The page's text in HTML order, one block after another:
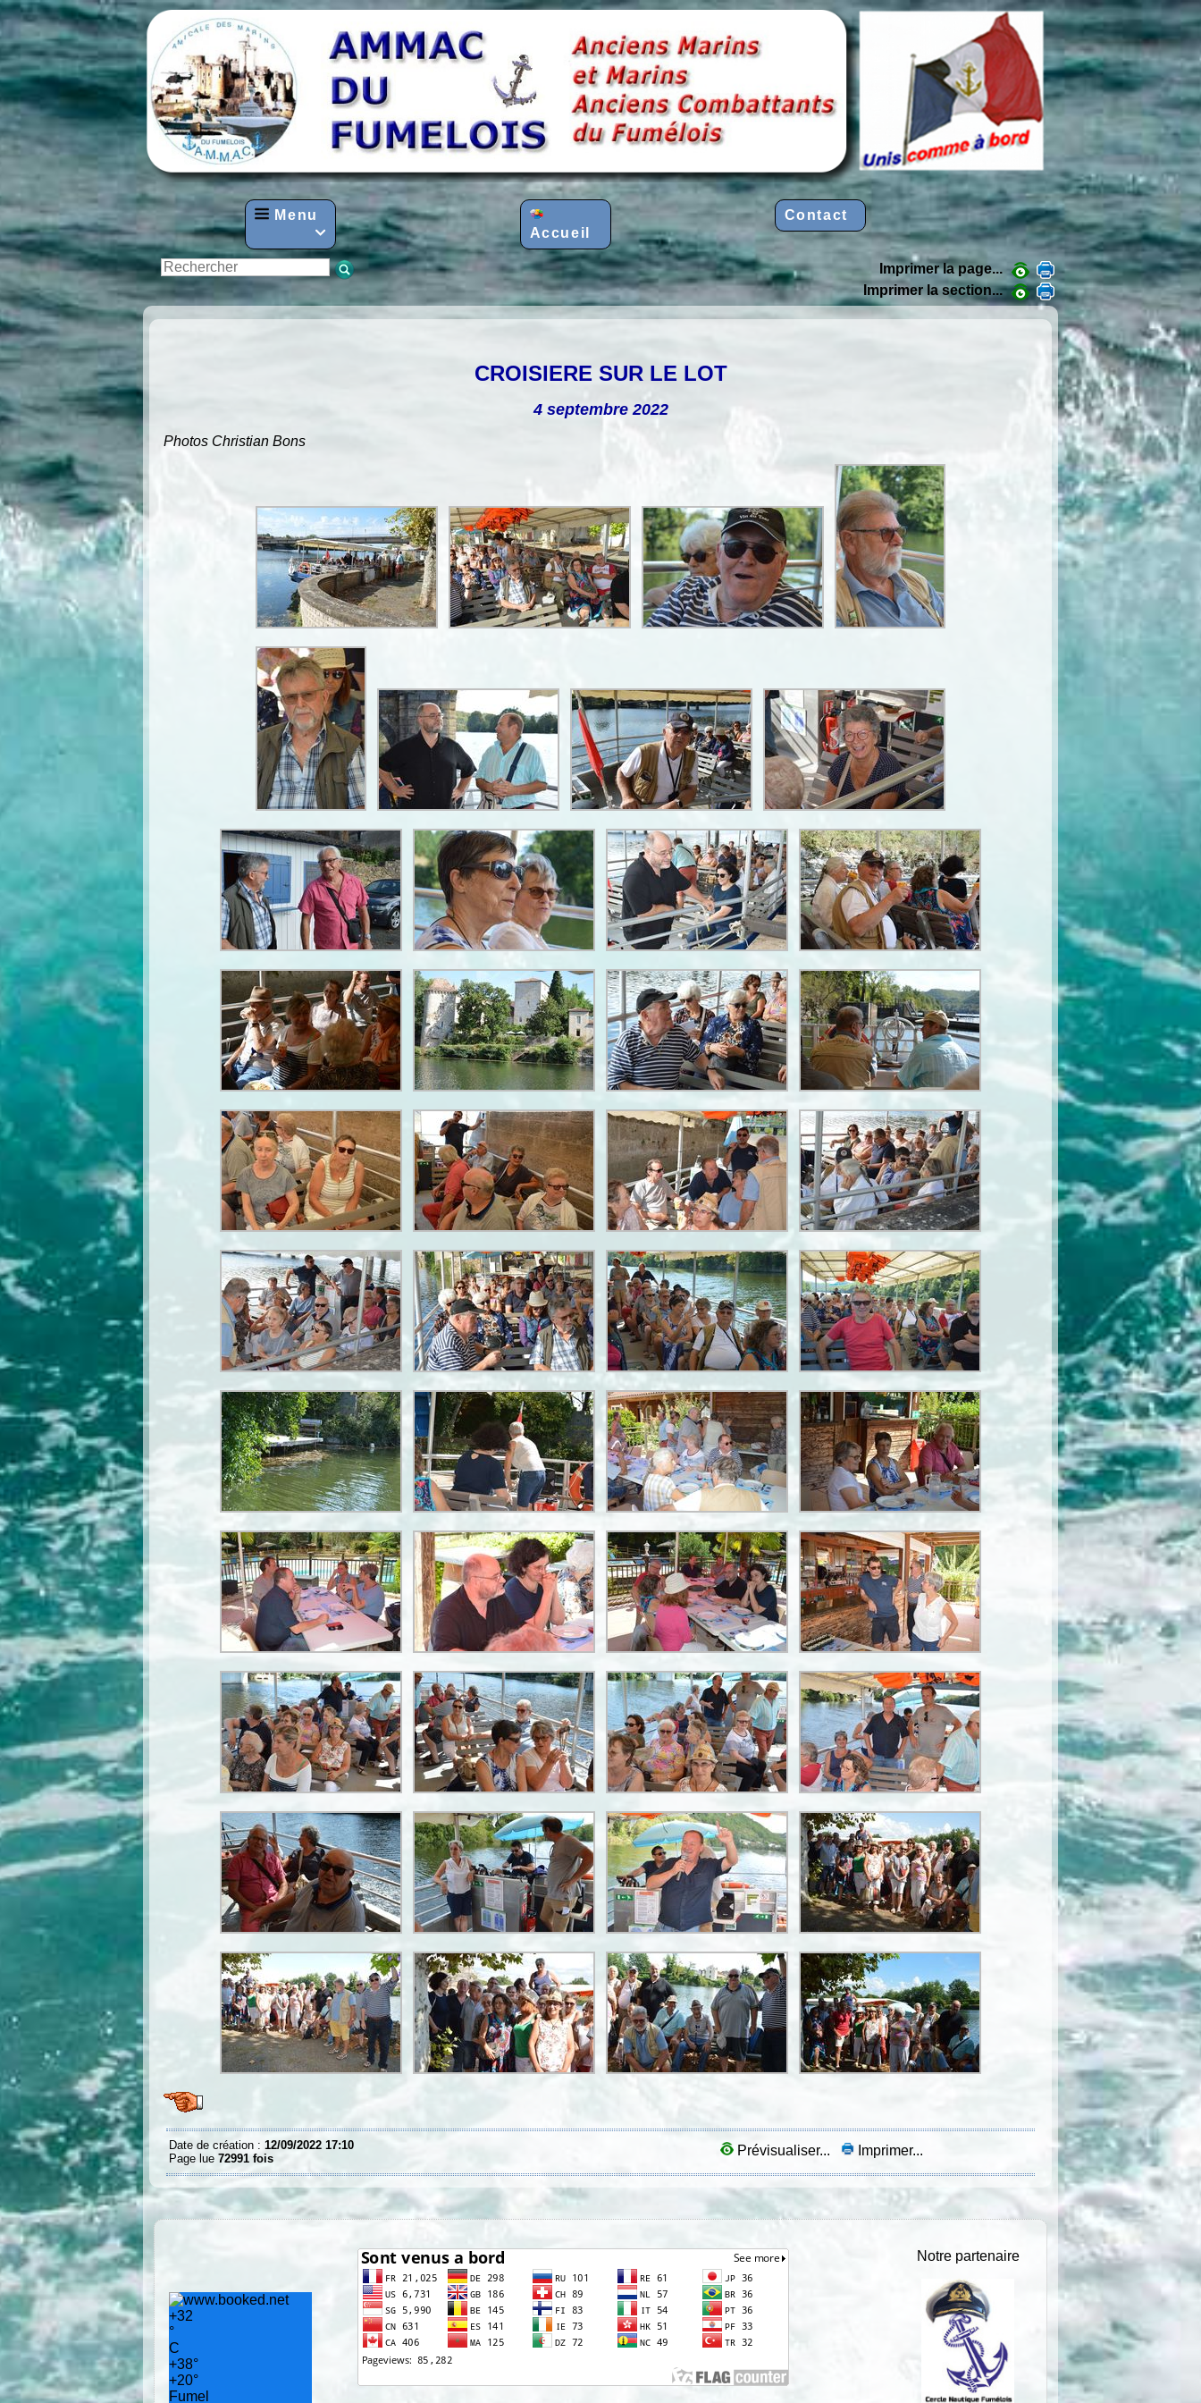
Menu
 Accueil
Contact
Imprimer la page...
Imprimer la section...
CROISIERE SUR LE LOT
4 septembre 2022
Photos Christian Bons
Date de création : 12/09/2022 17:10
Page lue 72991 fois
Prévisualiser... Imprimer...
+32
°
C
+38°
+20°
Fumel
Notre partenaire